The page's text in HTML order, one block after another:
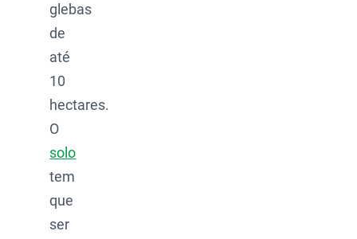
glebas
de
até
10
hectares.
O
solo
tem
que
ser